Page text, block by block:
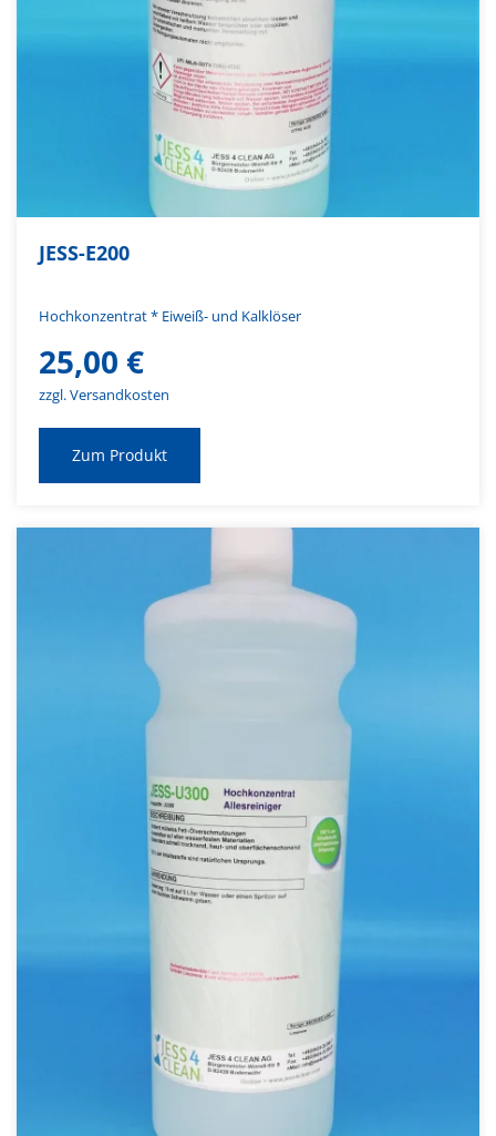
JESS-E200
Hochkonzentrat * Eiweiß- und Kalklöser
25,00 €
zzgl. Versandkosten
Zum Produkt